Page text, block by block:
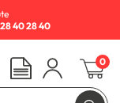
40 28 40
0